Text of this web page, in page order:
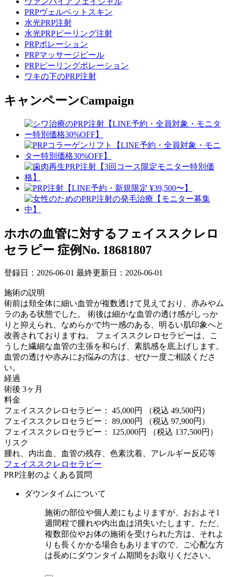
PRPヴェルベットスキン
水光PRP注射
水光PRPピーリング注射
PRPポレーション
PRPマッサージピール
PRPピーリングポレーション
ワキの下のPRP注射
キャンペーンCampaign
ホホの血管に対するフェイススクレロ
セラピー 症例No. 18681807
登録日：2026-06-01 最終更新日：2026-06-01
施術の説明
術前は頬全体に細い血管が複数透けて見えており、赤みやム
ラのある状態でした。 術後は細かな血管の透け感がしっか
りと抑えられ、なめらかで均一感のある、明るい肌印象へと
改善されておりますね。 フェイススクレロセラピーは、こ
うした繊細な血管の主張を和らげ、素肌感を底上げします。
血管の透けや赤みにお悩みの方は、ぜひ一度ご相談くださ
い。
経過
術後 3ヶ月
料金
フェイススクレロセラピー： 45,000円
（税込 49,500円）
フェイススクレロセラピー： 89,000円
（税込 97,900円）
フェイススクレロセラピー： 125,000円
（税込 137,500円）
リスク
腫れ、内出血、血管の残存、色素沈着、アレルギー反応等
フェイススクレロセラピー
PRP注射のよくある質問
ダウンタイムについて
施術の部位や個人差にもよりますが、おおよそ1
週間程で腫れや内出血は消失いたします。ただ、
複数部位やお体の施術を受けられた方は、それよ
りも長くかかる場合もありますので、ご心配な方
は長めにダウンタイム期間をお取りください。